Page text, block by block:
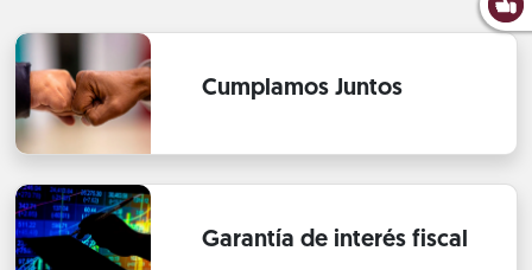
Cumplamos Juntos
Garantía de interés fiscal